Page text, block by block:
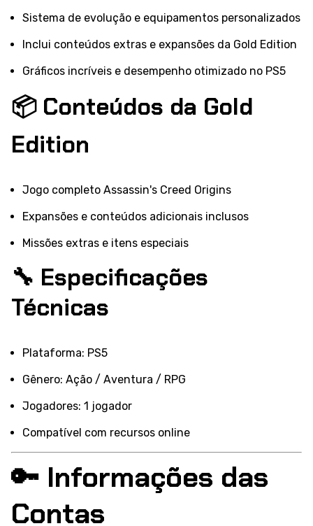
Sistema de evolução e equipamentos personalizados
Inclui conteúdos extras e expansões da Gold Edition
Gráficos incríveis e desempenho otimizado no PS5
📦 Conteúdos da Gold
Edition
Jogo completo Assassin's Creed Origins
Expansões e conteúdos adicionais inclusos
Missões extras e itens especiais
🔧 Especificações
Técnicas
Plataforma: PS5
Gênero: Ação / Aventura / RPG
Jogadores: 1 jogador
Compatível com recursos online
🔑 Informações das
Contas